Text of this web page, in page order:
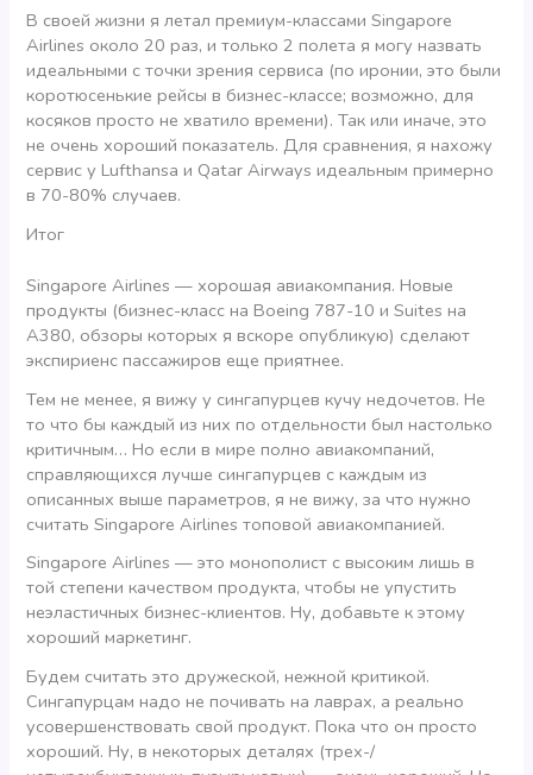
В своей жизни я летал премиум-классами Singapore
Airlines около 20 раз, и только 2 полета я могу назвать
идеальными с точки зрения сервиса (по иронии, это были
коротюсенькие рейсы в бизнес-классе; возможно, для
косяков просто не хватило времени). Так или иначе, это
не очень хороший показатель. Для сравнения, я нахожу
сервис у Lufthansa и Qatar Airways идеальным примерно
в 70-80% случаев.
Итог
Singapore Airlines — хорошая авиакомпания. Новые
продукты (бизнес-класс на Boeing 787-10 и Suites на
A380, обзоры которых я вскоре опубликую) сделают
экспириенс пассажиров еще приятнее.
Тем не менее, я вижу у сингапурцев кучу недочетов. Не
то что бы каждый из них по отдельности был настолько
критичным… Но если в мире полно авиакомпаний,
справляющихся лучше сингапурцев с каждым из
описанных выше параметров, я не вижу, за что нужно
считать Singapore Airlines топовой авиакомпанией.
Singapore Airlines — это монополист с высоким лишь в
той степени качеством продукта, чтобы не упустить
неэластичных бизнес-клиентов. Ну, добавьте к этому
хороший маркетинг.
Будем считать это дружеской, нежной критикой.
Сингапурцам надо не почивать на лаврах, а реально
усовершенствовать свой продукт. Пока что он просто
хороший. Ну, в некоторых деталях (трех-/